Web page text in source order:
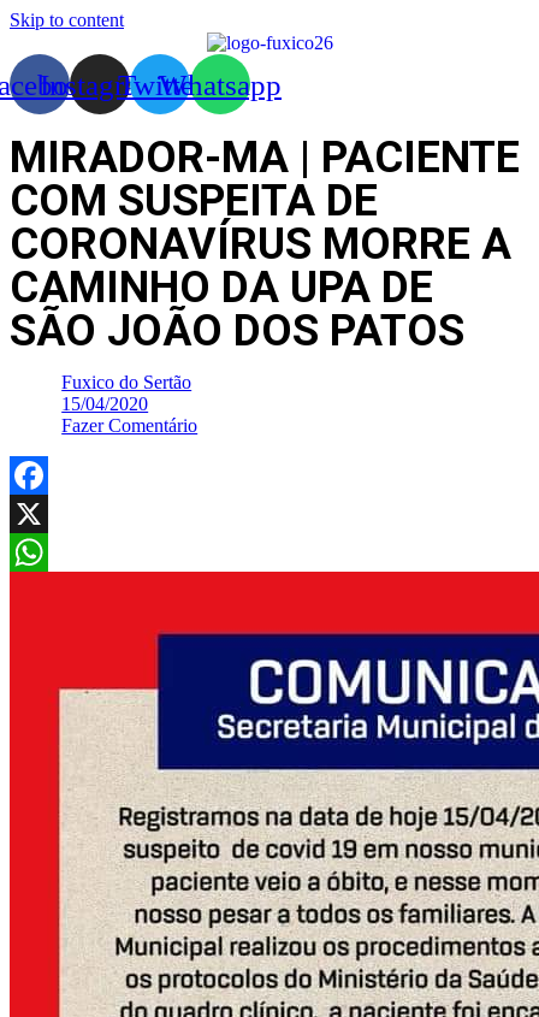
Skip to content
InstagramTwitterWhatsapp
MIRADOR-MA | PACIENTE
COM SUSPEITA DE
CORONAVÍRUS MORRE A
CAMINHO DA UPA DE
SÃO JOÃO DOS PATOS
Fuxico do Sertão
15/04/2020
Fazer Comentário
Facebook
X